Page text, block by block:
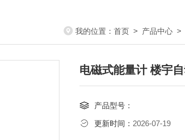
我的位置： 首页 > 产品中心
电磁式能量计 楼宇
产品型号：
更新时间： 2026-07-19